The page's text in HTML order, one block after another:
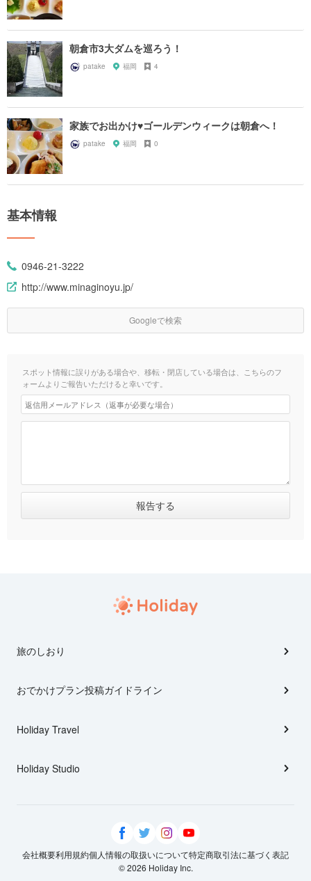
朝倉市3大ダムを巡ろう！
patake 福岡 4
家族でお出かけ♥ゴールデンウィークは朝倉へ！
patake 福岡 0
基本情報
0946-21-3222
http://www.minaginoyu.jp/
Googleで検索
スポット情報に誤りがある場合や、移転・閉店している場合は、こちらのフ
ォームよりご報告いただけると幸いです。
旅のしおり
おでかけプラン投稿ガイドライン
Holiday Travel
Holiday Studio
会社概要利用規約個人情報の取扱いについて特定商取引法に基づく表記
© 2026 Holiday Inc.